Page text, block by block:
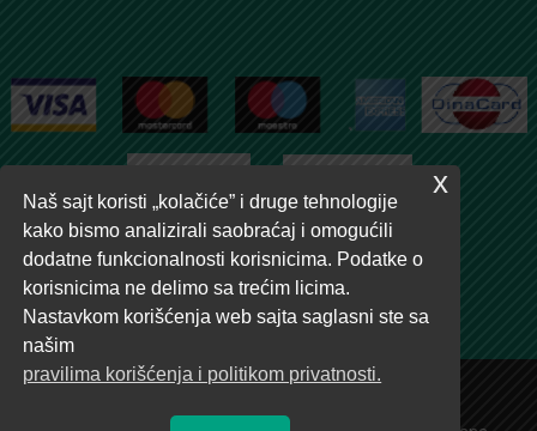
Naš sajt koristi „kolačiće” i druge tehnologije
kako bismo analizirali saobraćaj i omogućili
dodatne funkcionalnosti korisnicima. Podatke o
korisnicima ne delimo sa trećim licima.
Nastavkom korišćenja web sajta saglasni ste sa
našim
pravilima korišćenja i politikom privatnosti.
x